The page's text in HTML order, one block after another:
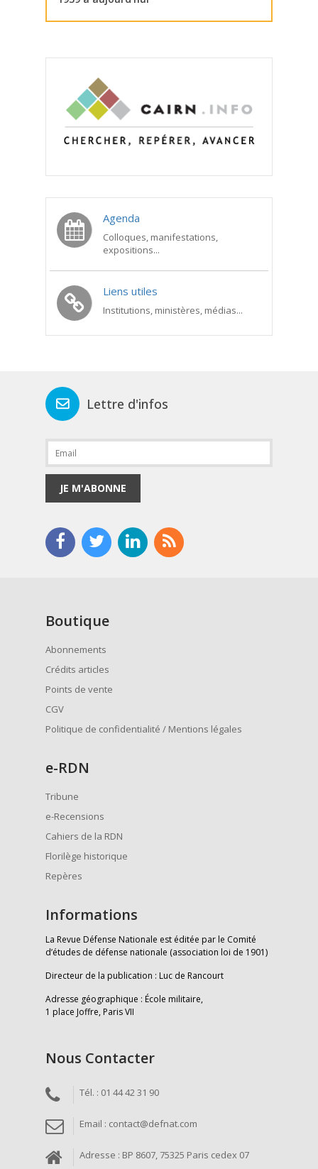
Agenda
Colloques, manifestations,
expositions...
Liens utiles
Institutions, ministères, médias...
Lettre d'infos
JE M'ABONNE
Boutique
Abonnements
Crédits articles
Points de vente
CGV
Politique de confidentialité / Mentions légales
e-RDN
Tribune
e-Recensions
Cahiers de la RDN
Florilège historique
Repères
Informations
La Revue Défense Nationale est éditée par le Comité
d’études de défense nationale (association loi de 1901)
Directeur de la publication : Luc de Rancourt
Adresse géographique : École militaire,
1 place Joffre, Paris VII
Nous Contacter
Tél. : 01 44 42 31 90
Email : contact@defnat.com
Adresse : BP 8607, 75325 Paris cedex 07